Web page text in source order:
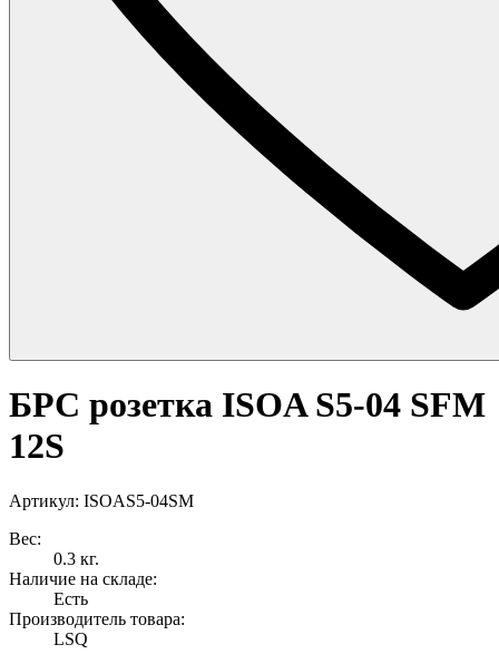
БРС розетка ISOA S5-04 SFM
12S
Артикул: ISOAS5-04SM
Вес:
0.3 кг.
Наличие на складе:
Есть
Производитель товара:
LSQ